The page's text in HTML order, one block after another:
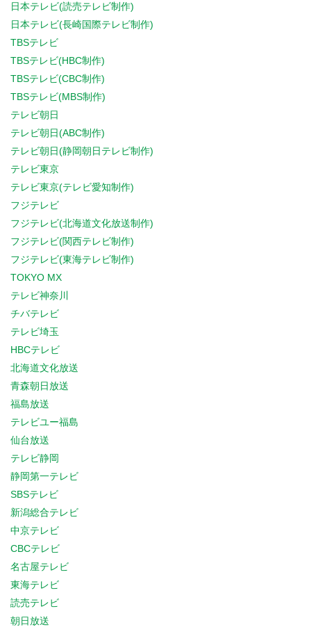
日本テレビ(読売テレビ制作)
日本テレビ(長崎国際テレビ制作)
TBSテレビ
TBSテレビ(HBC制作)
TBSテレビ(CBC制作)
TBSテレビ(MBS制作)
テレビ朝日
テレビ朝日(ABC制作)
テレビ朝日(静岡朝日テレビ制作)
テレビ東京
テレビ東京(テレビ愛知制作)
フジテレビ
フジテレビ(北海道文化放送制作)
フジテレビ(関西テレビ制作)
フジテレビ(東海テレビ制作)
TOKYO MX
テレビ神奈川
チバテレビ
テレビ埼玉
HBCテレビ
北海道文化放送
青森朝日放送
福島放送
テレビユー福島
仙台放送
テレビ静岡
静岡第一テレビ
SBSテレビ
新潟総合テレビ
中京テレビ
CBCテレビ
名古屋テレビ
東海テレビ
読売テレビ
朝日放送